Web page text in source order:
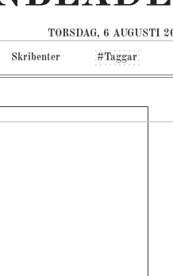
TORSDAG, 6 AUGUSTI
Skribenter #Taggar